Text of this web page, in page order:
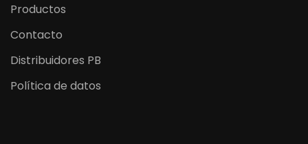
Productos
Contacto
Distribuidores PB
Política de datos